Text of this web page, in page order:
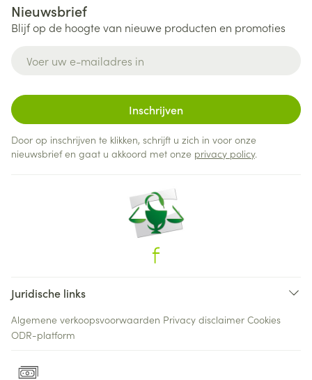
Nieuwsbrief
Blijf op de hoogte van nieuwe producten en promoties
Inschrijven
Door op inschrijven te klikken, schrijft u zich in voor onze
nieuwsbrief en gaat u akkoord met onze privacy policy.
Juridische links
Algemene verkoopsvoorwaarden Privacy disclaimer Cookies
ODR-platform